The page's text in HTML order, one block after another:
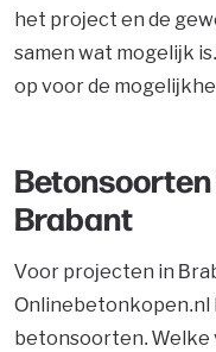
het project en de
samen wat mogelijk
op voor de
Brabant
Voor projecten in
Onlinebetonkopen.nl
betonsoorten. Welke